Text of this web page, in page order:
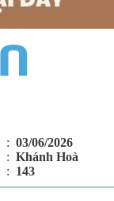
: 03/06/2026
: Khánh Hoà
: 143